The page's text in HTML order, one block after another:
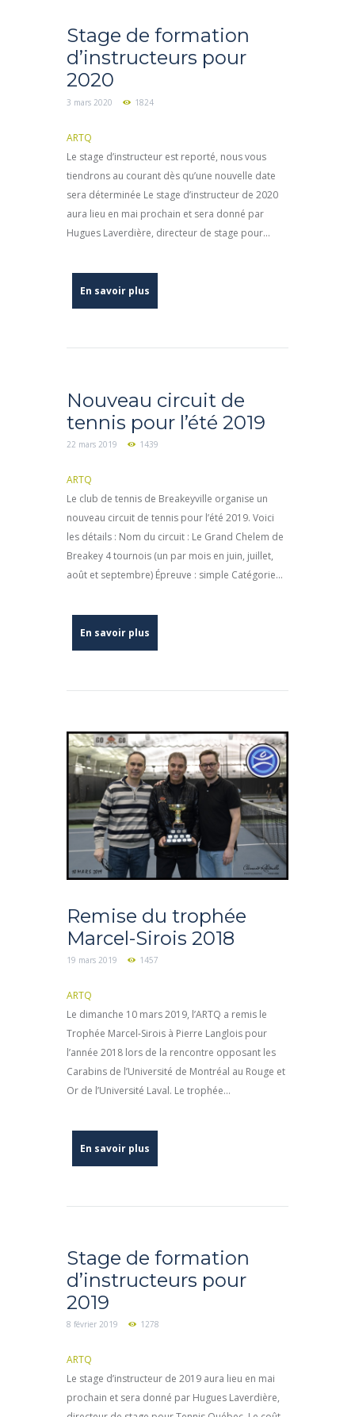
Stage de formation
d’instructeurs pour
2020
3 mars 2020 1824
ARTQ
Le stage d’instructeur est reporté, nous vous
tiendrons au courant dès qu’une nouvelle date
sera déterminée Le stage d’instructeur de 2020
aura lieu en mai prochain et sera donné par
Hugues Laverdière, directeur de stage pour...
En savoir plus
Nouveau circuit de
tennis pour l’été 2019
22 mars 2019 1439
ARTQ
Le club de tennis de Breakeyville organise un
nouveau circuit de tennis pour l’été 2019. Voici
les détails : Nom du circuit : Le Grand Chelem de
Breakey 4 tournois (un par mois en juin, juillet,
août et septembre) Épreuve : simple Catégorie...
En savoir plus
Remise du trophée
Marcel-Sirois 2018
19 mars 2019 1457
ARTQ
Le dimanche 10 mars 2019, l’ARTQ a remis le
Trophée Marcel-Sirois à Pierre Langlois pour
l’année 2018 lors de la rencontre opposant les
Carabins de l’Université de Montréal au Rouge et
Or de l’Université Laval. Le trophée...
En savoir plus
Stage de formation
d’instructeurs pour
2019
8 février 2019 1278
ARTQ
Le stage d’instructeur de 2019 aura lieu en mai
prochain et sera donné par Hugues Laverdière,